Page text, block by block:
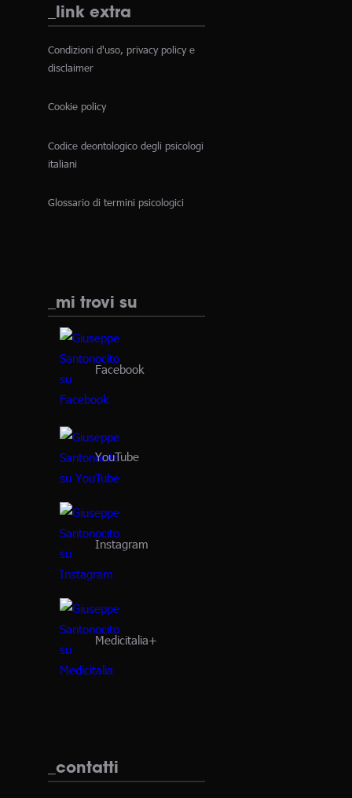
_link extra
Condizioni d'uso, privacy policy e
disclaimer
Cookie policy
Codice deontologico degli psicologi
italiani
Glossario di termini psicologici
_mi trovi su
Facebook
YouTube
Instagram
Medicitalia+
_contatti